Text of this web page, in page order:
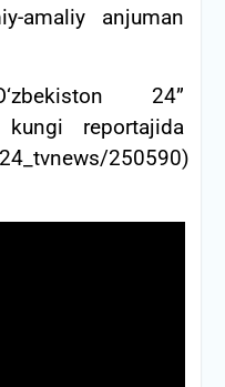
amaliy anjuman
24”
reportajida
250590)